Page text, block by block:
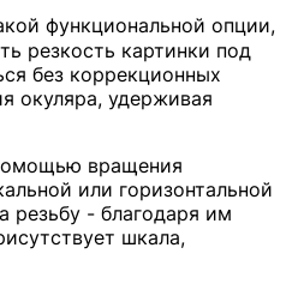
функциональной опции,
резкость картинки под
без коррекционных
окуляра, удерживая
вращения
или горизонтальной
резьбу - благодаря им
шкала,